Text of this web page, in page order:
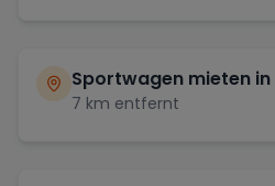
Sportwagen mieten in
7 km entfernt